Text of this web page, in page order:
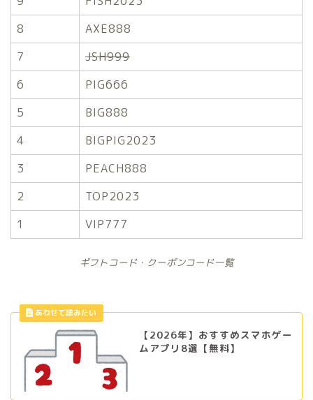
8
AXE888
7
JSH999
6
PIG666
5
BIG888
4
BIGPIG2023
3
PEACH888
2
TOP2023
1
VIP777
ギフトコード・クーポンコード一覧
【2026年】おすすめスマホゲー
ムアプリ8選【無料】